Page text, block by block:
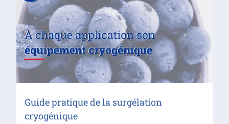
Guide pratique de la surgélation
cryogénique